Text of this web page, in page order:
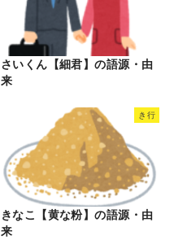
さいくん【細君】の語源・由
来
き行
きなこ【黄な粉】の語源・由
来